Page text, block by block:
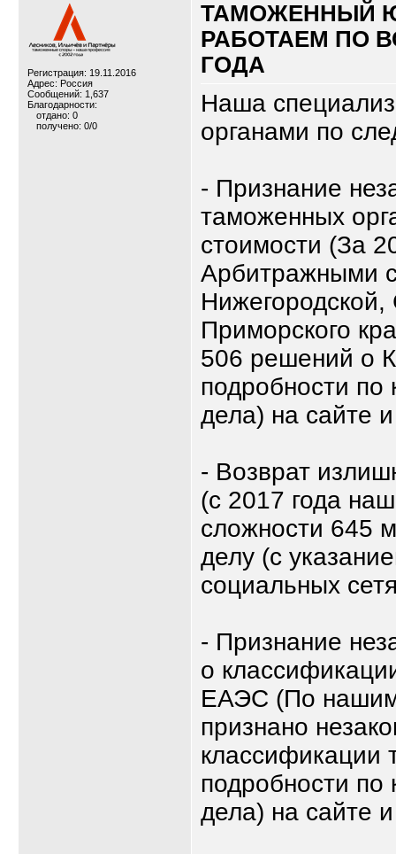
Регистрация: 19.11.2016
Адрес: Россия
Сообщений: 1,637
Благодарности:
отдано: 0
получено: 0/0
ТАМОЖЕННЫЙ
РАБОТАЕМ ПО
ГОДА
Наша
органами по
- Признание
таможенных
стоимости (За
Арбитражными
Приморского
506 решений о
подробности
дела) на сайте
- Возврат
(с 2017 года
сложности 645
делу (с
социальных
- Признание
о
ЕАЭС (По
признано
классификации
подробности
дела) на сайте